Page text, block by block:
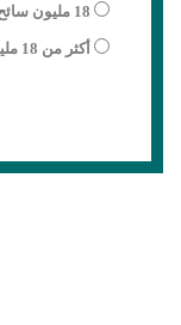
18 مليون سائح
أكثر من 18 مليون سائح